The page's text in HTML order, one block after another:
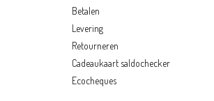
Betalen
Levering
Retourneren
Cadeaukaart saldochecker
Ecocheques